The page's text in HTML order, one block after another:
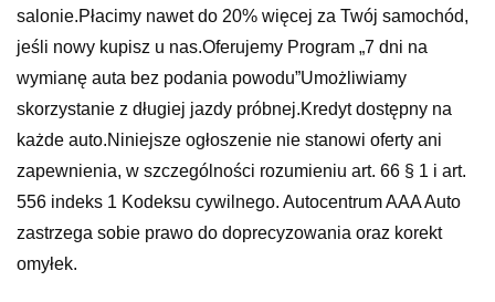
salonie.Płacimy nawet do 20% więcej za Twój samochód,
jeśli nowy kupisz u nas.Oferujemy Program „7 dni na
wymianę auta bez podania powodu”Umożliwiamy
skorzystanie z długiej jazdy próbnej.Kredyt dostępny na
każde auto.Niniejsze ogłoszenie nie stanowi oferty ani
zapewnienia, w szczególności rozumieniu art. 66 § 1 i art.
556 indeks 1 Kodeksu cywilnego. Autocentrum AAA Auto
zastrzega sobie prawo do doprecyzowania oraz korekt
omyłek.